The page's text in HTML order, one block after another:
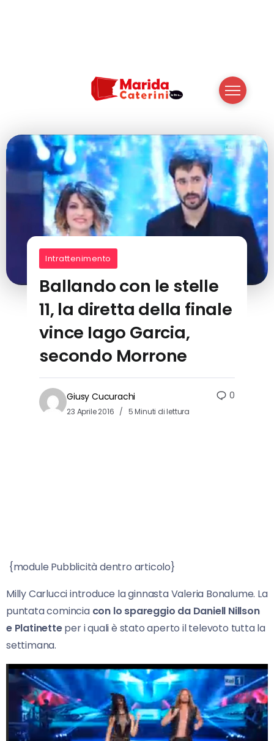
Intrattenimento
Ballando con le stelle
11, la diretta della finale
vince Iago Garcia,
secondo Morrone
Giusy Cucurachi
23 Aprile 2016 5 Minuti di lettura
0
{module Pubblicità dentro articolo}
Milly Carlucci introduce la ginnasta Valeria Bonalume. La
puntata comincia con lo spareggio da Daniell Nillson
e Platinetteper i quali è stato aperto il televoto tutta la
settimana.